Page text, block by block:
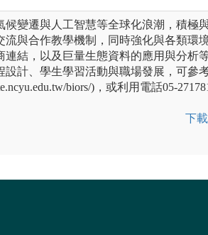
候變遷與人工智慧等全球化浪潮，積極
流與合作教學機制，同時強化與各類環
結，以及巨量生態資料的應用與分析等
設計、學生學習活動與職場發展，可參
biors/)，或利用電話05-
下